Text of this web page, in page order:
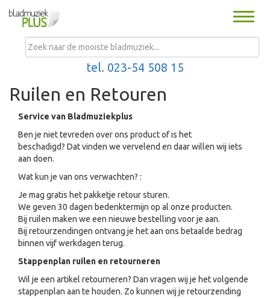
Toggle
tel. 023-54 508 15
MENU
Ruilen en Retouren
Service van Bladmuziekplus
Ben je niet tevreden over ons product of is het
beschadigd? Dat vinden we vervelend en daar willen wij iets
aan doen.
Wat kun je van ons verwachten? :
Je mag gratis het pakketje retour sturen.
We geven 30 dagen bedenktermijn op al onze producten.
Bij ruilen maken we een nieuwe bestelling voor je aan.
Bij retourzendingen ontvang je het aan ons betaalde bedrag
binnen vijf werkdagen terug.
Stappenplan ruilen en retourneren
Wil je een artikel retourneren? Dan vragen wij je het volgende
stappenplan aan te houden. Zo kunnen wij je retourzending